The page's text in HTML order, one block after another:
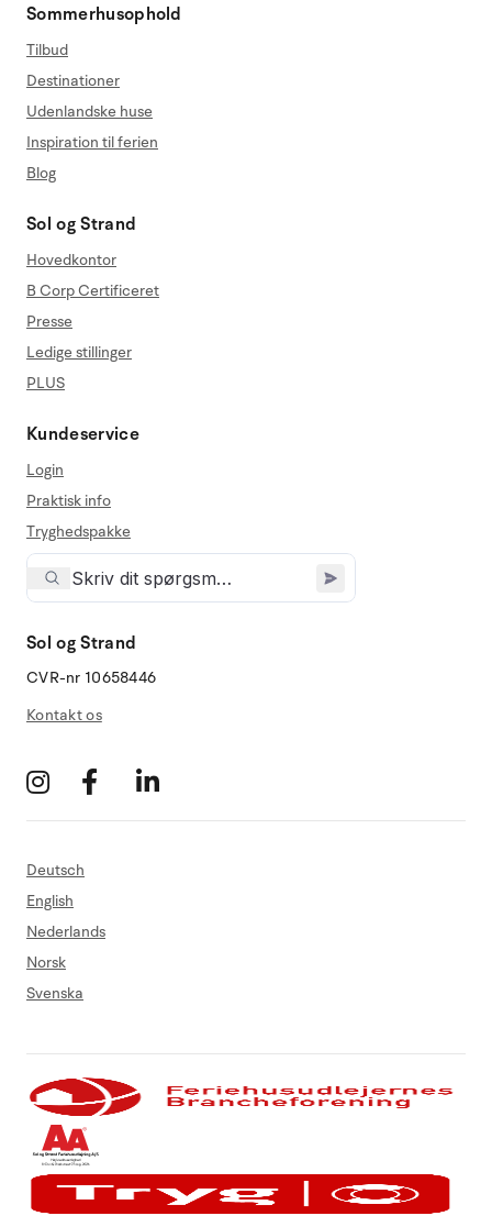
Sommerhusophold
Tilbud
Destinationer
Udenlandske huse
Inspiration til ferien
Blog
Sol og Strand
Hovedkontor
B Corp Certificeret
Presse
Ledige stillinger
PLUS
Kundeservice
Login
Praktisk info
Tryghedspakke
Sol og Strand
CVR-nr 10658446
Kontakt os
Deutsch
English
Nederlands
Norsk
Svenska